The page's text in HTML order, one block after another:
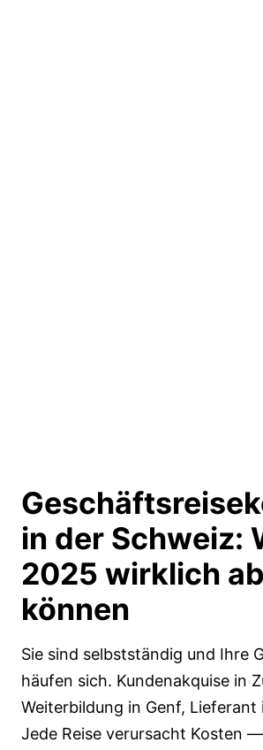
in der Schweiz:
2025 wirklich
können
Sie sind selbstständig und Ihre
häufen sich. Kundenakquise in
Weiterbildung in Genf, Lieferant
Jede Reise verursacht Kosten